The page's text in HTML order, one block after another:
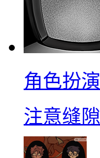
角色扮演
注意缝隙